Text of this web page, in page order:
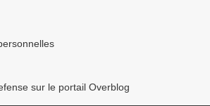
sur le portail Overblog